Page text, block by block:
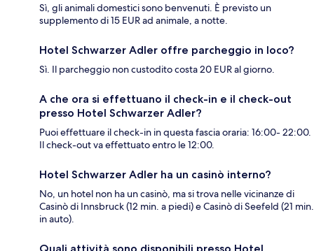
Sì, gli animali domestici sono benvenuti. È previsto un
supplemento di 15 EUR ad animale, a notte.
Hotel Schwarzer Adler offre parcheggio in loco?
Sì. Il parcheggio non custodito costa 20 EUR al giorno.
A che ora si effettuano il check-in e il check-out
presso Hotel Schwarzer Adler?
Puoi effettuare il check-in in questa fascia oraria: 16:00- 22:00.
Il check-out va effettuato entro le 12:00.
Hotel Schwarzer Adler ha un casinò interno?
No, un hotel non ha un casinò, ma si trova nelle vicinanze di
Casinò di Innsbruck (12 min. a piedi) e Casinò di Seefeld (21 min.
in auto).